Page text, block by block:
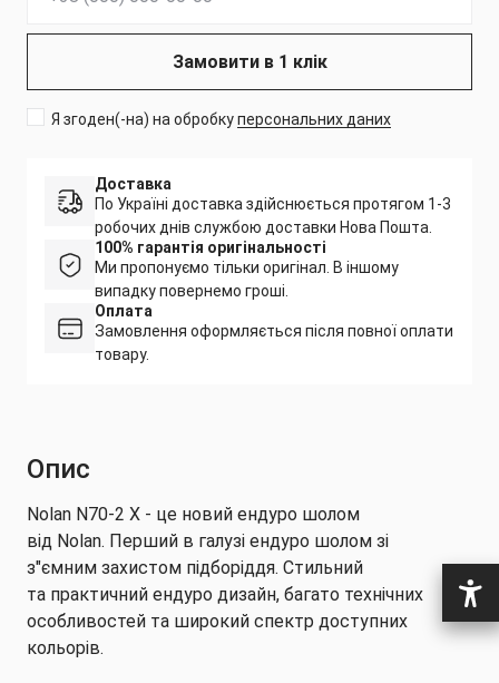
Замовити в 1 клік
Я згоден(-на) на обробкуперсональних даних
Доставка
По Україні доставка здійснюється протягом 1-3
робочих днів службою доставки Нова Пошта.
100% гарантія оригінальності
Ми пропонуємо тільки оригінал. В іншому
випадку повернемо гроші.
Оплата
Замовлення оформляється після повної оплати
товару.
Опис
Nolan N70-2 X - це новий ендуро шолом
від Nolan. Перший в галузі ендуро шолом зі
з"ємним захистом підборіддя. Стильний
та практичний ендуро дизайн, багато технічних
особливостей та широкий спектр доступних
кольорів.